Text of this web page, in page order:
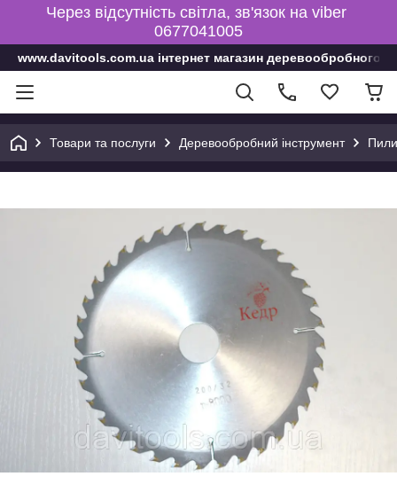
Через відсутність світла, зв'язок на viber
0677041005
www.davitools.com.ua інтернет магазин деревообробного
Товари та послуги Деревообробний інструмент